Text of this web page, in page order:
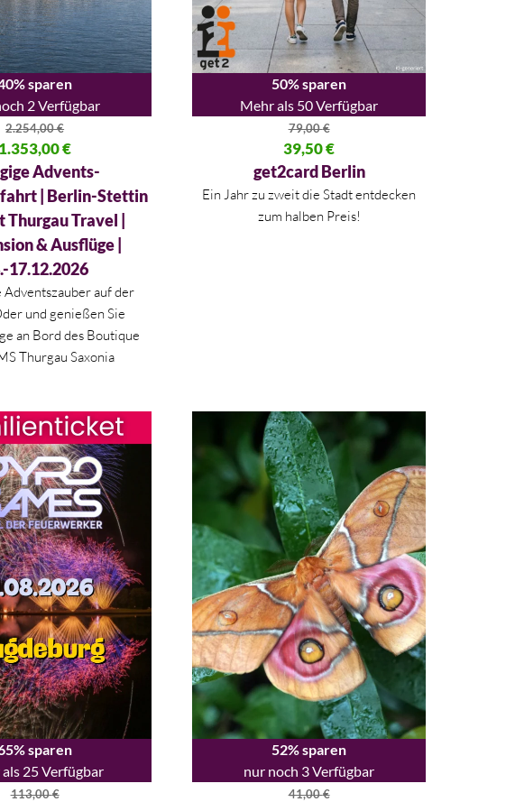
sparen
2 Verfügbar
2.254,00€
Preis war: 2.254,00 €
1.353,00€
ist: 1.353,00 €.
Advents-
| Berlin-Stettin
Travel |
& Ausflüge |
17.12.2026
Adventszauber auf der
und genießen Sie
an Bord des Boutique
Thurgau Saxonia
50% sparen
Mehr als 50 Verfügbar
79,00€
Ursprünglicher Preis war: 79,00 €
39,50€
Aktueller Preis ist: 39,50 €.
get2card Berlin
Ein Jahr zu zweit die Stadt entdecken
zum halben Preis!
sparen
25 Verfügbar
113,00€
52% sparen
nur noch 3 Verfügbar
41,00€